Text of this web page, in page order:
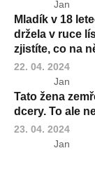
Jan
Mladík v 18
držela v ruce
zjistíte, co na
22. 04. 2024
Jan
Tato žena
dcery. To ale
23. 04. 2024
Jan